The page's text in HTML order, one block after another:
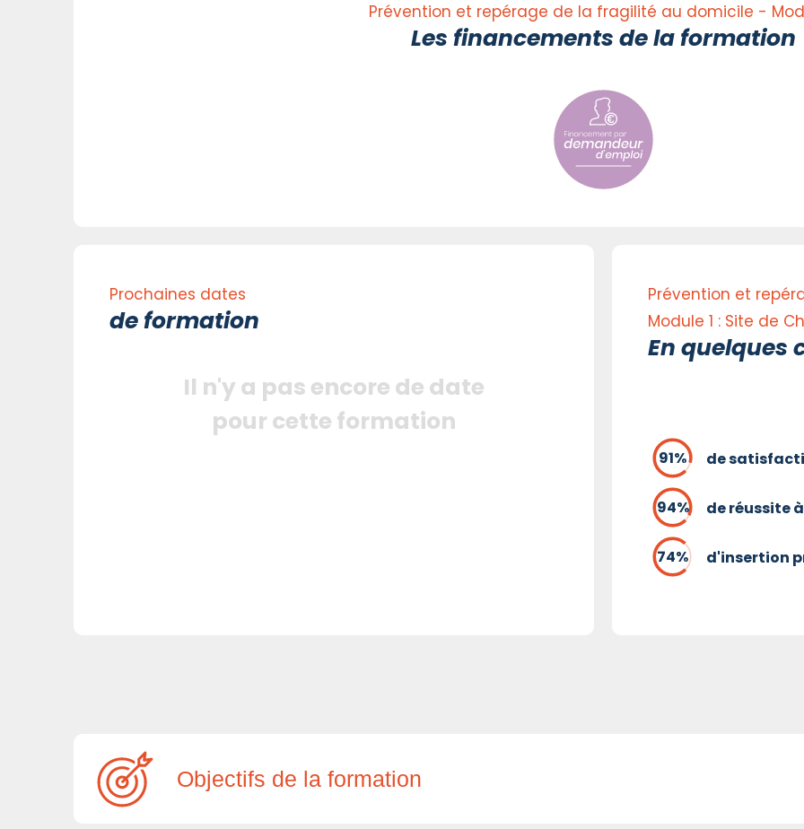
Prévention et repérage de la fragilité au domicile -
Les financements de la formation
Prochaines dates
de formation
Il n'y a pas encore de date
pour cette formation
Prévention et
Module 1 : Site de
En quelques
de
de réussite
d'insertion
Objectifs de la formation